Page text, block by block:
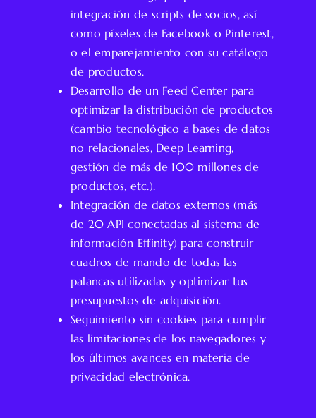
integración de scripts de socios, así
como píxeles de Facebook o Pinterest,
o el emparejamiento con su catálogo
de productos.
Desarrollo de un Feed Center para
optimizar la distribución de productos
(cambio tecnológico a bases de datos
no relacionales, Deep Learning,
gestión de más de 100 millones de
productos, etc.).
Integración de datos externos (más
de 20 API conectadas al sistema de
información Effinity) para construir
cuadros de mando de todas las
palancas utilizadas y optimizar tus
presupuestos de adquisición.
Seguimiento sin cookies para cumplir
las limitaciones de los navegadores y
los últimos avances en materia de
privacidad electrónica.